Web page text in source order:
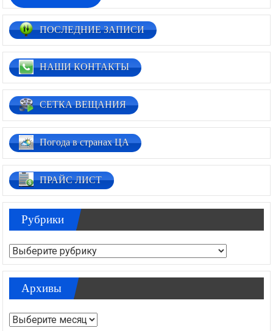
ПОСЛЕДНИЕ ЗАПИСИ
НАШИ КОНТАКТЫ
СЕТКА ВЕЩАНИЯ
Погода в странах ЦА
ПРАЙС ЛИСТ
Рубрики
Рубрики
Архивы
Архивы